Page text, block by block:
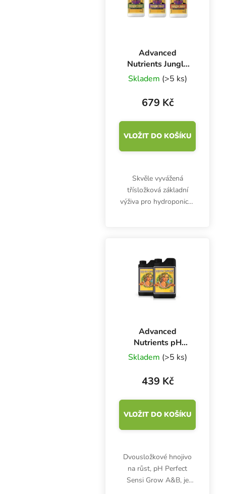
vysoké...
Advanced
Nutrients Jungle
Juice Grow-
Bloom-Micro 3x1
l, sada hnojiv
Skladem (>5 ks)
679 Kč
VLOŽIT DO KOŠÍKU
Skvěle vyvážená
třísložková základní
výživa pro hydroponické
Bloom-Micro dodá
rostlinám základní i...
Advanced
Nutrients pH
Perfect Sensi
Grow A+B 500 ml,
základní hnojivo
na růst
Skladem (>5 ks)
439 Kč
VLOŽIT DO KOŠÍKU
Dvousložkové hnojivo
na růst, pH Perfect
Sensi Grow A&B, je